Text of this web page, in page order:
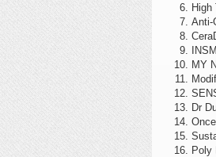
High
Anti-
MY
Dr
Poly